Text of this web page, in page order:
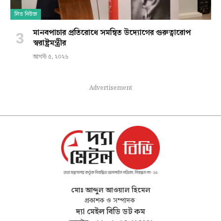
লিড নিউজ
মানবপাচার প্রতিরোধে সমন্বিত উদ্যোগের গুরুত্বারোপ
স্বরাষ্ট্রমন্ত্রীর
আগস্ট ৫, ২০২৬
Advertisement
মোঃ আব্দুল আওয়াল হিমেল
প্রকাশক ও সম্পাদক
দ্যা মেইল বিডি ডট কম